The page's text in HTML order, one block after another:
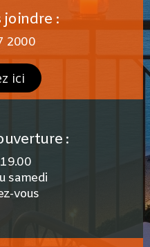
joindre :
2000
ici
:
samedi
vous